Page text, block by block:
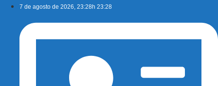
conteúdo
7 de agosto de 2026, 23:28h 23:28